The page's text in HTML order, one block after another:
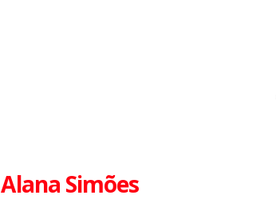
Alana Simões